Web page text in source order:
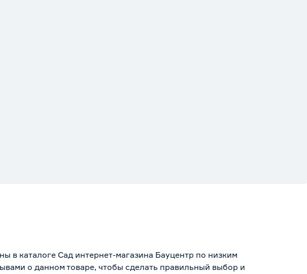
в каталоге Сад интернет-магазина Бауцентр по низким
о данном товаре, чтобы сделать правильный выбор и